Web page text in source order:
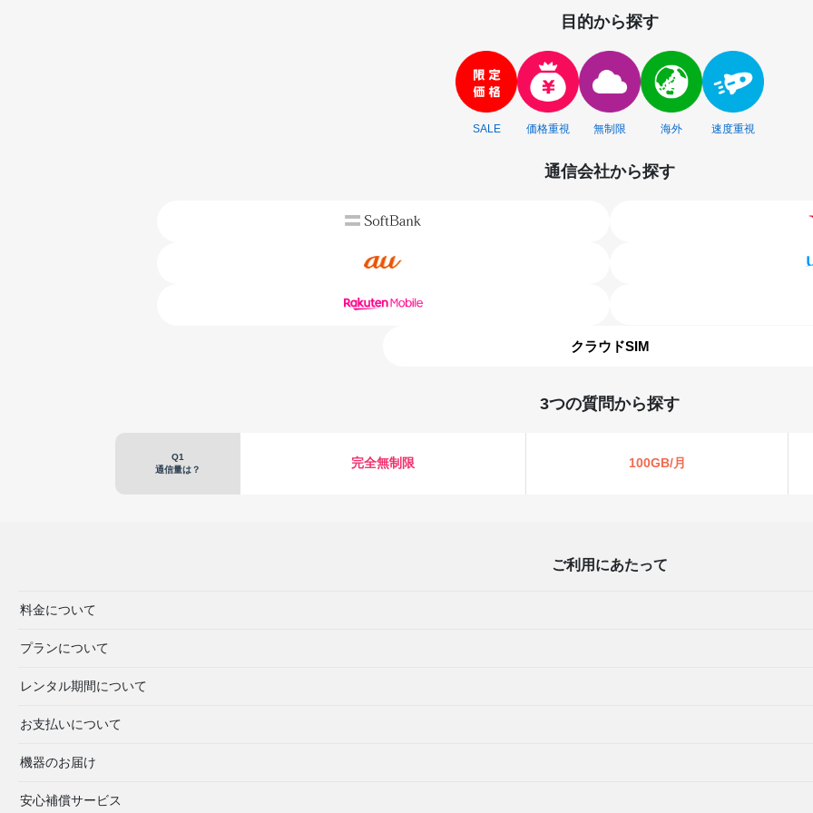
目的から探す
SALE 価格重視 無制限 海外 速度重視
通信会社から探す
クラウドSIM
3つの質問から探す
Q1
通信量は？
完全無制限 100GB/月
ご利用にあたって
料金について
プランについて
レンタル期間について
お支払いについて
機器のお届け
安心補償サービス